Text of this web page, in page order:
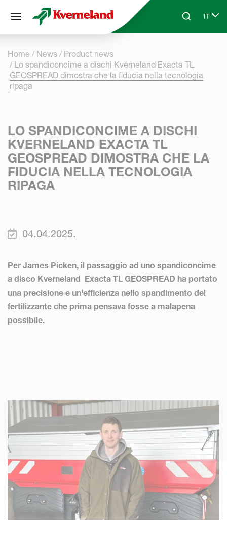
Skip to main contentSearchIT
Select
Home News
Product news
Lo spandiconcime a dischi Kverneland Exacta TL
GEOSPREAD dimostra che la fiducia nella tecnologia
ripaga
LO SPANDICONCIME A DISCHI
KVERNELAND EXACTA TL
GEOSPREAD DIMOSTRA CHE LA
FIDUCIA NELLA TECNOLOGIA
RIPAGA
04.04.2025.
Per James Picken, il passaggio ad uno spandiconcime
a disco Kverneland Exacta TL GEOSPREAD ha portato
una precisione e un'efficienza nello spandimento del
fertilizzante che prima pensava fosse a malapena
possibile.
Pannello di gestione dei cookies